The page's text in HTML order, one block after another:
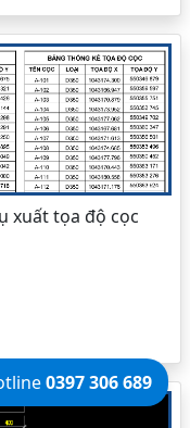
xuất tọa độ cọc
0397 306 689